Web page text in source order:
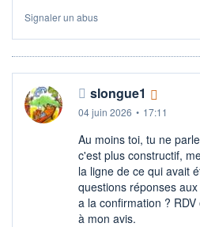
Signaler un abus
slongue1
04 juin 2026 • 17:11
Au moins toi, tu ne
c'est plus constructif,
la ligne de ce qui avait
questions réponses
a la confirmation ?
à mon avis.